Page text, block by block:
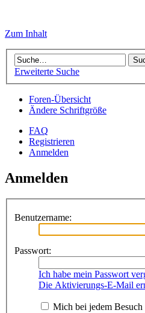
Zum Inhalt
Erweiterte Suche
Foren-Übersicht
Ändere Schriftgröße
FAQ
Registrieren
Anmelden
Anmelden
Benutzername:
Passwort:
Ich habe mein Passwort
Die Aktivierungs-E-Mail
Mich bei jedem Besuch